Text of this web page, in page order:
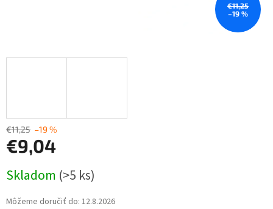
€11,25
–19 %
€11,25 –19 %
€9,04
cena:
Skladom (>5 ks)
Môžeme doručiť do: 12.8.2026